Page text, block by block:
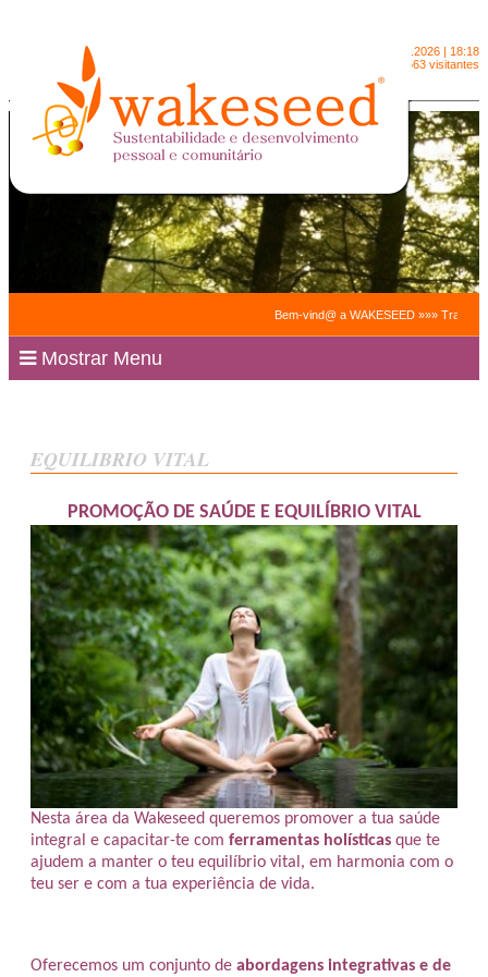
7.8.2026 | 18:18
2090563 visitantes
Bem-vind@ a WAKESEED »»»
Mostrar Menu
EQUILIBRIO VITAL
PROMOÇÃO DE SAÚDE E EQUILÍBRIO VITAL
Nesta área da Wakeseed queremos promover a tua saúde
integral e capacitar-te com ferramentas holísticas que te
ajudem a manter o teu equilíbrio vital, em harmonia com o
teu ser e com a tua experiência de vida.
Oferecemos um conjunto de abordagens integrativas e de